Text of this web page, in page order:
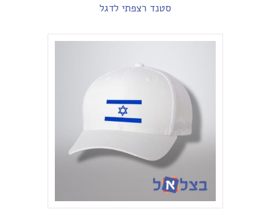
סטנד רצפתי לדגל